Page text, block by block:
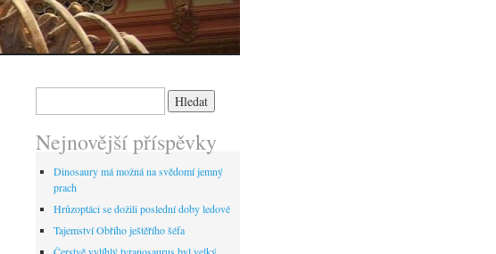
Nejnovější příspěvky
Dinosaury má možná na svědomí jemný
prach
Hrůzoptáci se dožili poslední doby ledové
Tajemství Obřího ještěřího šéfa